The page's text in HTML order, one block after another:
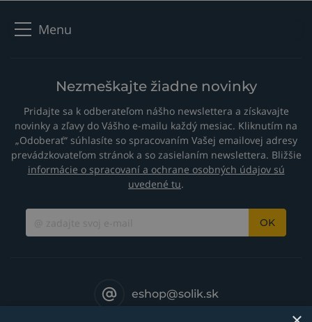
Menu
Nezmeškajte žiadne novinky
Pridajte sa k odberateľom nášho newslettera a získavajte
novinky a zľavy do Vášho e-mailu každý mesiac. Kliknutím na
„Odoberať“ súhlasíte so spracovaním Vašej emailovej adresy
prevádzkovateľom stránok a so zasielaním newslettera. Bližšie
informácie o spracovaní a ochrane osobných údajov sú
uvedené tu.
OK
eshop@solik.sk